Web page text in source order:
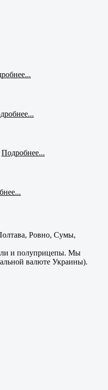
Подробнее...
Ровно, Сумы,
и полуприцепы. Мы
валюте Украины).